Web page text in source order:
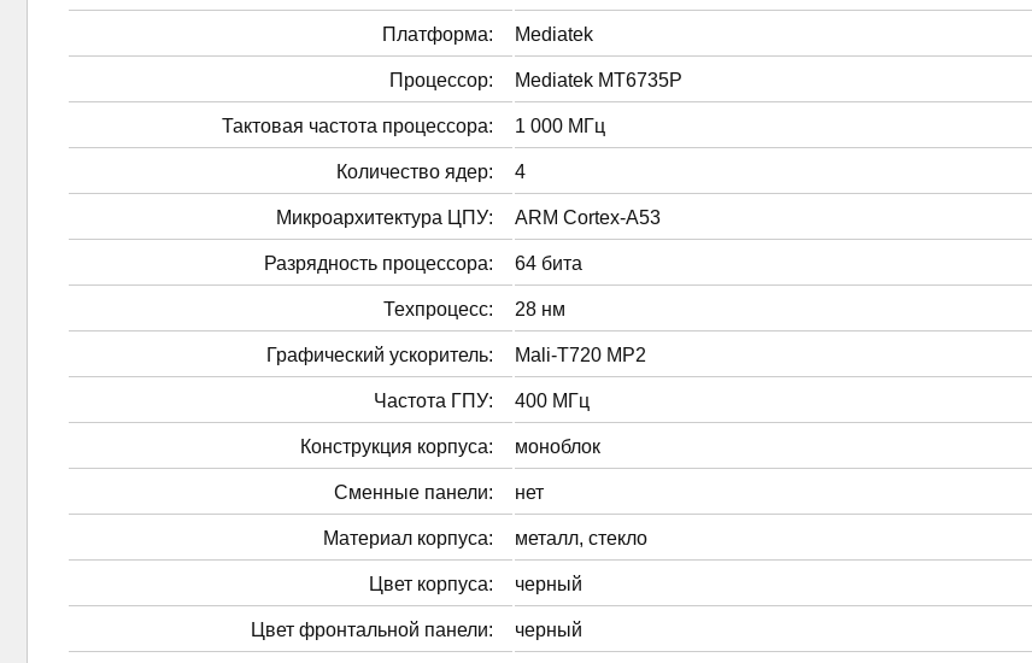
Платформа: Mediatek
Процессор: Mediatek MT6735P
Тактовая частота процессора: 1 000 МГц
Количество ядер: 4
Микроархитектура ЦПУ: ARM Cortex-A53
Разрядность процессора: 64 бита
Техпроцесс: 28 нм
Графический ускоритель: Mali-T720 MP2
Частота ГПУ: 400 МГц
Конструкция корпуса: моноблок
Сменные панели: нет
Материал корпуса: металл, стекло
Цвет корпуса: черный
Цвет фронтальной панели: черный